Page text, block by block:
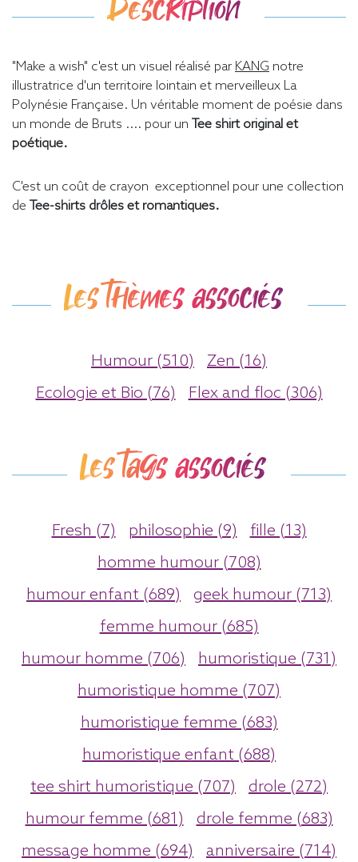
Description
"Make a wish" c'est un visuel réalisé par KANG notre
illustratrice d'un territoire lointain et merveilleux La
Polynésie Française. Un véritable moment de poésie dans
un monde de Bruts .... pour un Tee shirt original et
poétique.
C'est un coût de crayon exceptionnel pour une collection
de Tee-shirts drôles et romantiques.
Les thèmes associés
Humour (510)
Zen (16)
Ecologie et Bio (76)
Flex and floc (306)
Les tags associés
Fresh (7) philosophie (9)
fille (13)
homme humour (708)
humour enfant (689)
geek humour (713)
femme humour (685)
humour homme (706)
humoristique (731)
humoristique homme (707)
humoristique femme (683)
humoristique enfant (688)
tee shirt humoristique (707)
drole (272)
humour femme (681)
drole femme (683)
message homme (694)
anniversaire (714)